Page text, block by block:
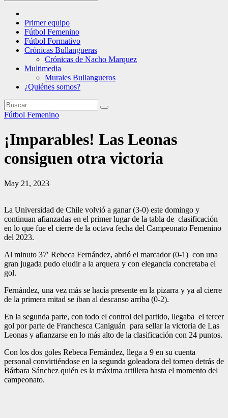
Primer equipo
Fútbol Femenino
Fútbol Formativo
Crónicas Bullangueras
Crónicas de Nacho Marquez
Multimedia
Murales Bullangueros
¿Quiénes somos?
Fútbol Femenino
¡Imparables! Las Leonas
consiguen otra victoria
May 21, 2023
La Universidad de Chile volvió a ganar (3-0) este domingo y
continuan afianzadas en el primer lugar de la tabla de clasificación
en lo que fue el cierre de la octava fecha del Campeonato Femenino
del 2023.
Al minuto 37′ Rebeca Fernández, abrió el marcador (0-1) con una
gran jugada pudo eludir a la arquera y con elegancia concretaba el
gol.
Fernández, una vez más se hacía presente en la pizarra y ya al cierre
de la primera mitad se iban al descanso arriba (0-2).
En la segunda parte, con todo el control del partido, llegaba el tercer
gol por parte de Franchesca Caniguán para sellar la victoria de Las
Leonas y afianzarse en lo más alto de la clasificación con 24 puntos.
Con los dos goles Rebeca Fernández, llega a 9 en su cuenta
personal convirtiéndose en la segunda goleadora del torneo detrás de
Bárbara Sánchez quién es la máxima artillera hasta el momento del
campeonato.